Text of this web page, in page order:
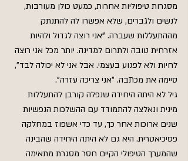
מסגרות טיפוליות אחרות, כמעט כולן מעורבות,
לנשים ולגברים, שלא אפשרו לה להתנתק
מההתעללות שעברה. "אני רוצה לגדול ולהיות
אזרחית טובה ולתרום למדינה. יותר מכל אני רוצה
לחיות ולא לפגוע בעצמי. אבל אני לא יכולה לבד",
סיימה את מכתבה. "אני צריכה עזרה".
גיל לא היתה היחידה שנפלה קורבן להתעללות
מינית ונאלצה להתמודד עם ההשלכות הנפשיות
שנים ארוכות אחר כך, עד כדי אשפוז במחלקה
פסיכיאטרית. היא גם לא היתה היחידה שהבינה
שהמערך הטיפולי הקיים חסר מסגרת מתאימה